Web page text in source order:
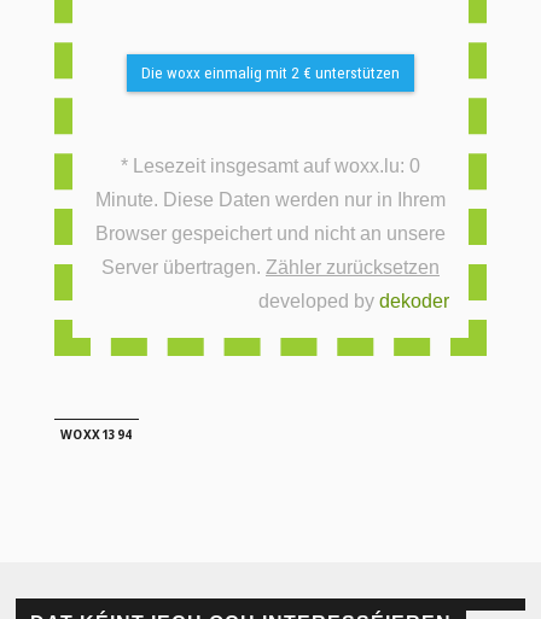
Die woxx einmalig mit 2 € unterstützen
* Lesezeit insgesamt auf woxx.lu: 0
Minute. Diese Daten werden nur in Ihrem
Browser gespeichert und nicht an unsere
Server übertragen. Zähler zurücksetzen
developed bydekoder
WOXX1394